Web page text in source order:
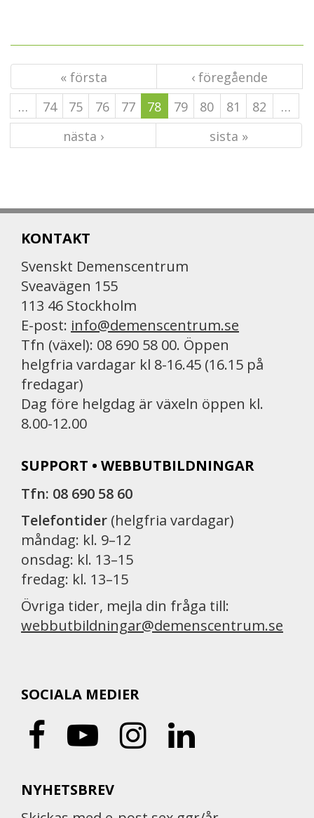
« första
‹ föregående
…
74 75 76 77 78 79 80 81 82
…
nästa ›
sista »
KONTAKT
Svenskt Demenscentrum
Sveavägen 155
113 46 Stockholm
E-post: info@demenscentrum.se
Tfn (växel): 08 690 58 00. Öppen
helgfria vardagar kl 8-16.45 (16.15 på
fredagar)
Dag före helgdag är växeln öppen kl.
8.00-12.00
SUPPORT • WEBBUTBILDNINGAR
Tfn: 08 690 58 60
Telefontider (helgfria vardagar)
måndag: kl. 9–12
onsdag: kl. 13–15
fredag: kl. 13–15
Övriga tider, mejla din fråga till:
webbutbildningar@demenscentrum.se
SOCIALA MEDIER
NYHETSBREV